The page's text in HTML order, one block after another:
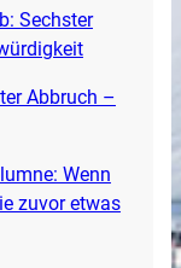
Sechster
Abbruch –
Wenn
zuvor etwas